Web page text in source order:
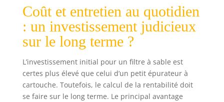
Coût et entretien au quotidien
: un investissement judicieux
sur le long terme ?
L’investissement initial pour un filtre à sable est
certes plus élevé que celui d’un petit épurateur à
cartouche. Toutefois, le calcul de la rentabilité doit
se faire sur le long terme. Le principal avantage